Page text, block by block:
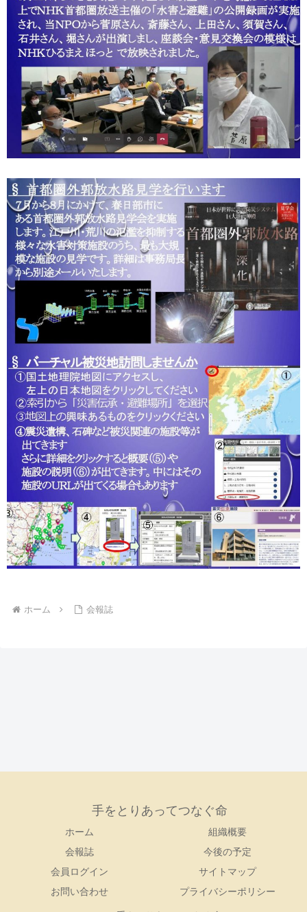
ホーム 会報誌
手をとりあってつなぐ命
ホーム
組織概要
会報誌
今後の予定
会員ログイン
サイトマップ
お問い合わせ
プライバシーポリシー